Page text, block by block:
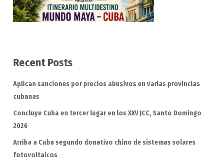
Recent Posts
Aplican sanciones por precios abusivos en varias provincias
cubanas
Concluye Cuba en tercer lugar en los XXV JCC, Santo Domingo
2026
Arriba a Cuba segundo donativo chino de sistemas solares
fotovoltaicos